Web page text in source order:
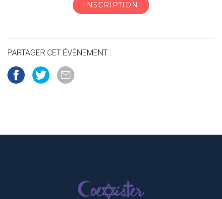
INSCRIPTION
PARTAGER CET ÉVÈNEMENT :